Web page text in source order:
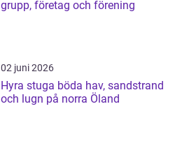
grupp, företag och förening
02 juni 2026
Hyra stuga böda hav, sandstrand
och lugn på norra Öland